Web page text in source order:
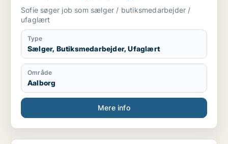
Sofie søger job som sælger / butiksmedarbejder /
ufaglært
Type
Sælger, Butiksmedarbejder, Ufaglært
Område
Aalborg
Mere info